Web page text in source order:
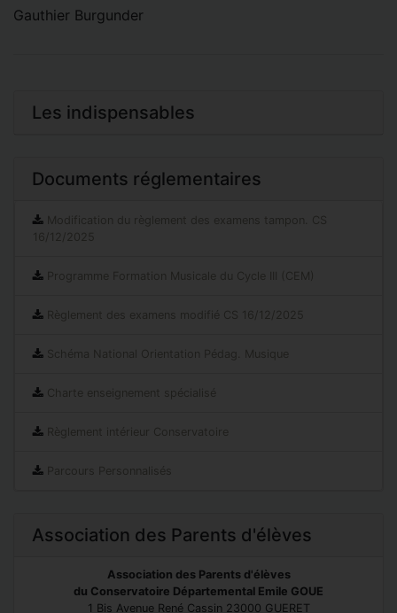
Gauthier Burgunder
Les indispensables
Documents réglementaires
Modification du règlement des examens tampon. CS
16/12/2025
Programme Formation Musicale du Cycle III (CEM)
Règlement des examens modifié CS 16/12/2025
Schéma National Orientation Pédag. Musique
Charte enseignement spécialisé
Règlement intérieur Conservatoire
Parcours Personnalisés
Association des Parents d'élèves
Association des Parents d'élèves
du Conservatoire Départemental Emile GOUE
1 Bis Avenue René Cassin 23000 GUERET